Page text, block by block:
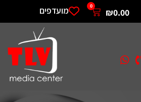
₪0.00
0 מועדפים